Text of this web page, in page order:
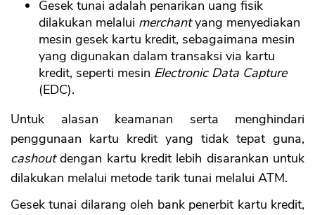
Gesek tunai adalah penarikan uang fisik
dilakukan melalui merchantyang menyediakan
mesin gesek kartu kredit, sebagaimana mesin
yang digunakan dalam transaksi via kartu
kredit, seperti mesin Electronic Data Capture
(EDC).
Untuk alasan keamanan serta menghindari
penggunaan kartu kredit yang tidak tepat guna,
cashoutdengan kartu kredit lebih disarankan untuk
dilakukan melalui metode tarik tunai melalui ATM.
Gesek tunai dilarang oleh bank penerbit kartu kredit,